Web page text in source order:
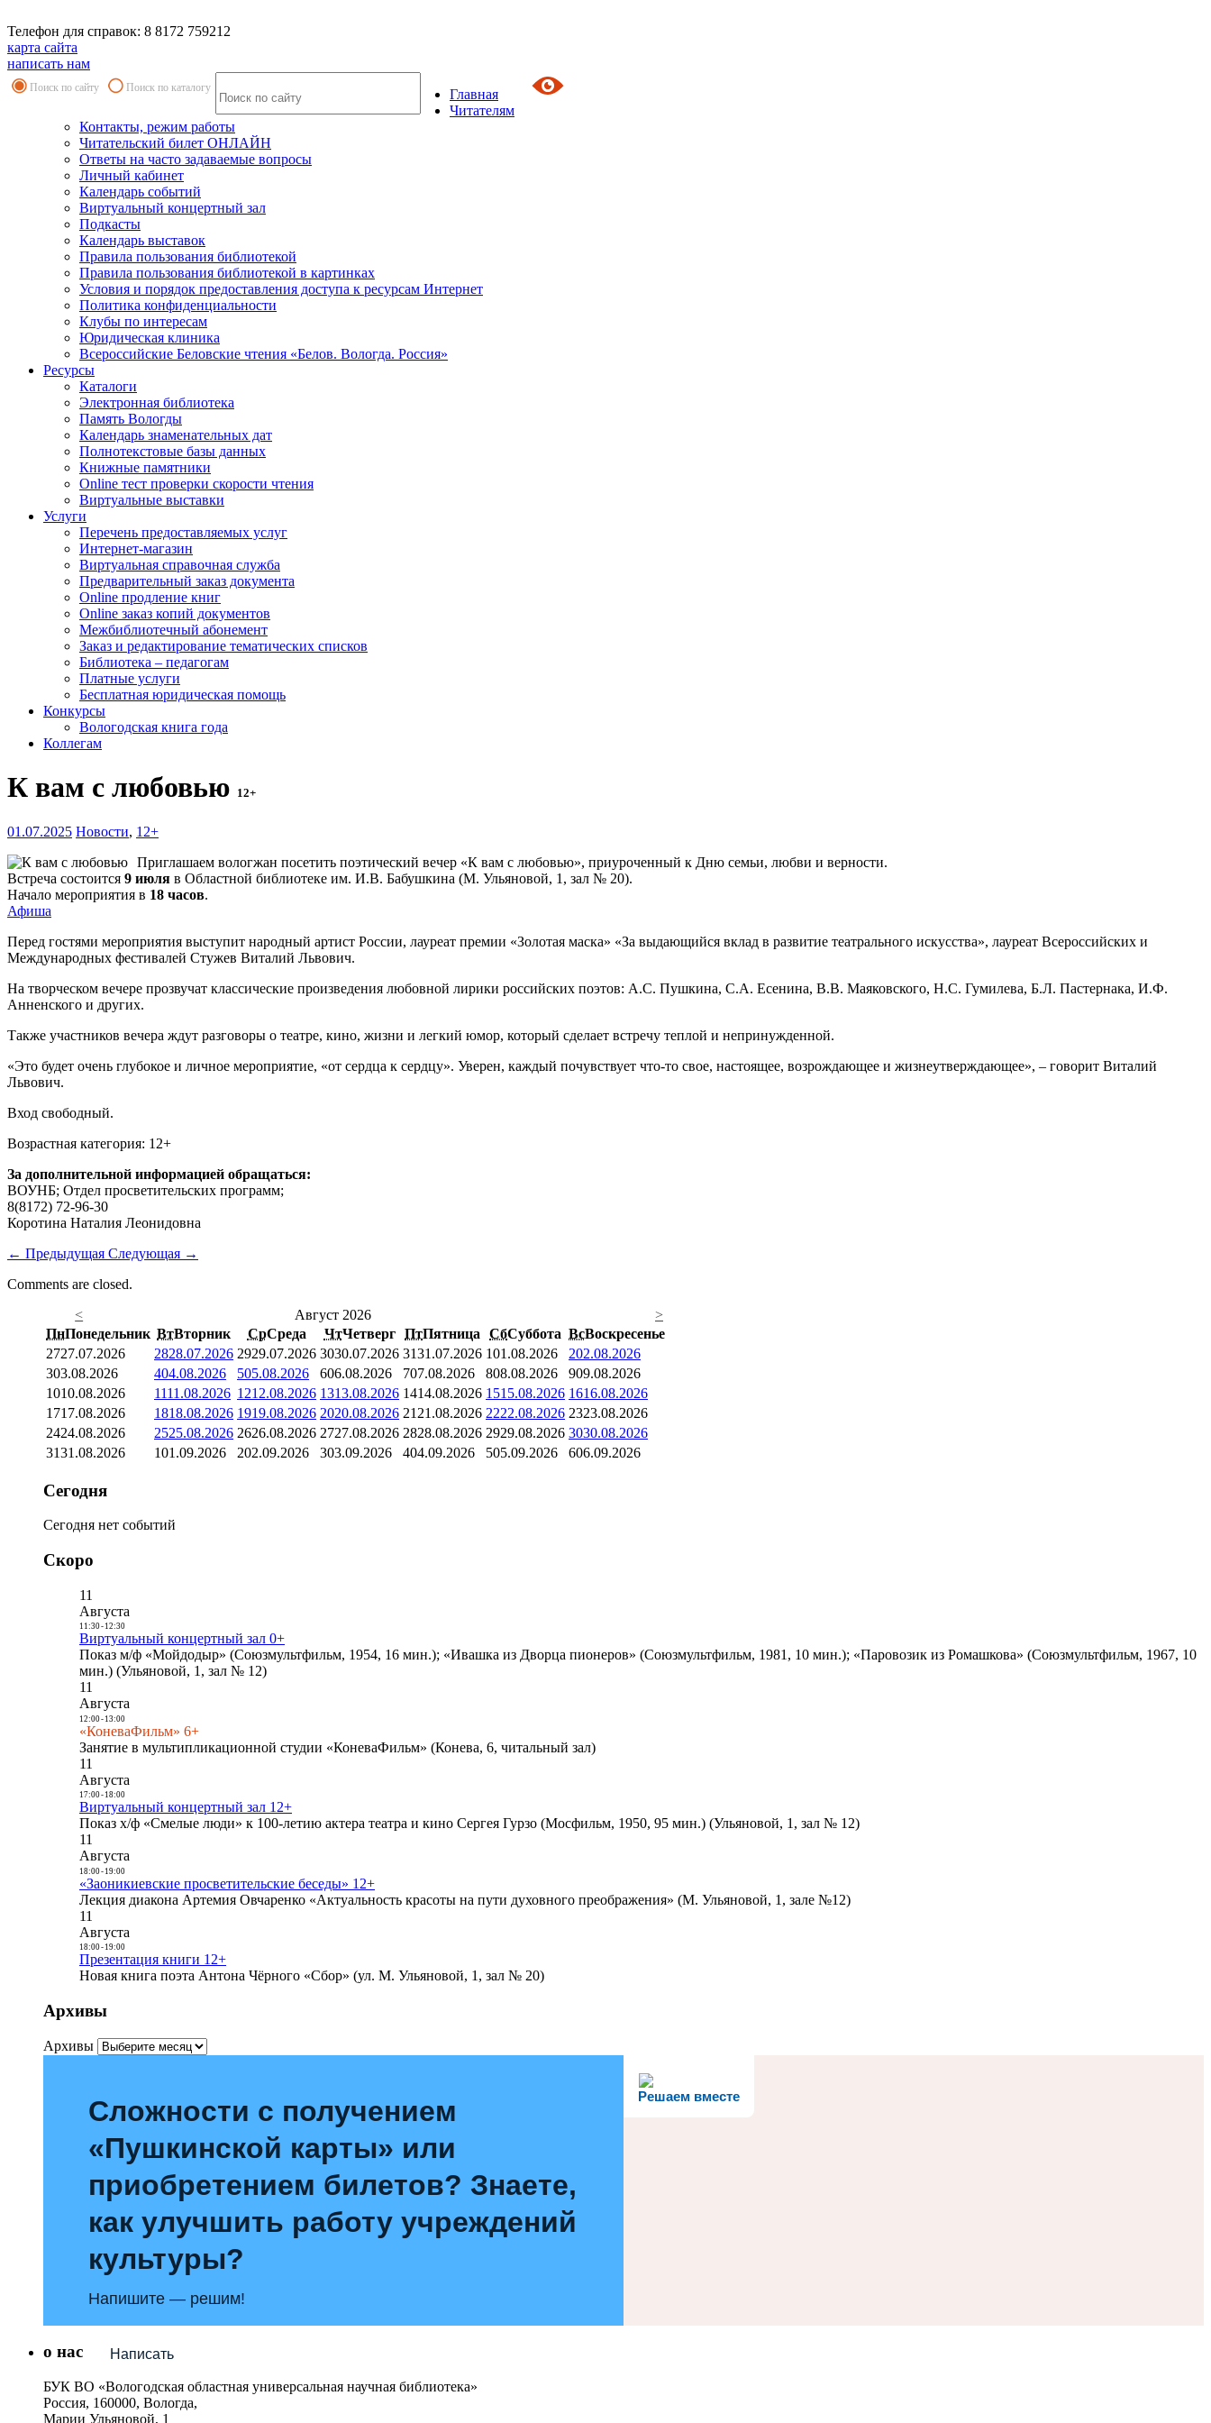
Телефон для справок: 8 8172 759212
карта сайта
написать нам
Поиск по сайту Поиск по каталогу
Главная
Читателям
Контакты, режим работы
Читательский билет ОНЛАЙН
Ответы на часто задаваемые вопросы
Личный кабинет
Календарь событий
Виртуальный концертный зал
Подкасты
Календарь выставок
Правила пользования библиотекой
Правила пользования библиотекой в картинках
Условия и порядок предоставления доступа к ресурсам Интернет
Политика конфиденциальности
Клубы по интересам
Юридическая клиника
Всероссийские Беловские чтения «Белов. Вологда. Россия»
Ресурсы
Каталоги
Электронная библиотека
Память Вологды
Календарь знаменательных дат
Полнотекстовые базы данных
Книжные памятники
Online тест проверки скорости чтения
Виртуальные выставки
Услуги
Перечень предоставляемых услуг
Интернет-магазин
Виртуальная справочная служба
Предварительный заказ документа
Online продление книг
Online заказ копий документов
Межбиблиотечный абонемент
Заказ и редактирование тематических списков
Библиотека – педагогам
Платные услуги
Бесплатная юридическая помощь
Конкурсы
Вологодская книга года
Коллегам
К вам с любовью 12+
01.07.2025 Новости, 12+
Приглашаем вологжан посетить поэтический вечер «К вам с любовью», приуроченный к Дню семьи, любви и верности.
Встреча состоится 9 июля в Областной библиотеке им. И.В. Бабушкина (М. Ульяновой, 1, зал № 20).
Начало мероприятия в 18 часов.
Афиша
Перед гостями мероприятия выступит народный артист России, лауреат премии «Золотая маска» «За выдающийся вклад в развитие театрального искусства», лауреат Всероссийских и
Международных фестивалей Стужев Виталий Львович.
На творческом вечере прозвучат классические произведения любовной лирики российских поэтов: А.С. Пушкина, С.А. Есенина, В.В. Маяковского, Н.С. Гумилева, Б.Л. Пастернака, И.Ф.
Анненского и других.
Также участников вечера ждут разговоры о театре, кино, жизни и легкий юмор, который сделает встречу теплой и непринужденной.
«Это будет очень глубокое и личное мероприятие, «от сердца к сердцу». Уверен, каждый почувствует что-то свое, настоящее, возрождающее и жизнеутверждающее», – говорит Виталий
Львович.
Вход свободный.
Возрастная категория: 12+
За дополнительной информацией обращаться:
ВОУНБ; Отдел просветительских программ;
8(8172) 72-96-30
Коротина Наталия Леонидовна
← Предыдущая Следующая →
Comments are closed.
<
Август 2026
>
ПнПонедельник ВтВторник СрСреда ЧтЧетверг ПтПятница СбСуббота ВсВоскресенье
2727.07.2026 2828.07.2026 2929.07.2026 3030.07.2026 3131.07.2026 101.08.2026 202.08.2026
303.08.2026 404.08.2026 505.08.2026 606.08.2026 707.08.2026 808.08.2026 909.08.2026
1010.08.2026 1111.08.2026 1212.08.2026 1313.08.2026 1414.08.2026 1515.08.2026 1616.08.2026
1717.08.2026 1818.08.2026 1919.08.2026 2020.08.2026 21 21.08.2026 2222.08.2026 2323.08.2026
2424.08.2026 2525.08.2026 2626.08.2026 2727.08.2026 2828.08.2026 2929.08.2026 3030.08.2026
3131.08.2026 101.09.2026 202.09.2026 303.09.2026 404.09.2026 505.09.2026 606.09.2026
Сегодня
Сегодня нет событий
Скоро
11
Августа
11:30- 12:30
Виртуальный концертный зал 0+
Показ м/ф «Мойдодыр» (Союзмультфильм, 1954, 16 мин.); «Ивашка из Дворца пионеров» (Союзмультфильм, 1981, 10 мин.); «Паровозик из Ромашкова» (Союзмультфильм, 1967, 10
мин.) (Ульяновой, 1, зал № 12)
11
Августа
12:00- 13:00
«КоневаФильм» 6+
Занятие в мультипликационной студии «КоневаФильм» (Конева, 6, читальный зал)
11
Августа
17:00- 18:00
Виртуальный концертный зал 12+
Показ х/ф «Смелые люди» к 100-летию актера театра и кино Сергея Гурзо (Мосфильм, 1950, 95 мин.) (Ульяновой, 1, зал № 12)
11
Августа
18:00- 19:00
«Заоникиевские просветительские беседы» 12+
Лекция диакона Артемия Овчаренко «Актуальность красоты на пути духовного преображения» (М. Ульяновой, 1, зале №12)
11
Августа
18:00- 19:00
Презентация книги 12+
Новая книга поэта Антона Чёрного «Сбор» (ул. М. Ульяновой, 1, зал № 20)
Архивы
Архивы
Решаем вместе
Сложности с получением
«Пушкинской карты» или
приобретением билетов? Знаете,
как улучшить работу учреждений
культуры?
Напишите — решим!
Написать
о нас
БУК ВО «Вологодская областная универсальная научная библиотека»
Россия, 160000, Вологда,
Марии Ульяновой, 1